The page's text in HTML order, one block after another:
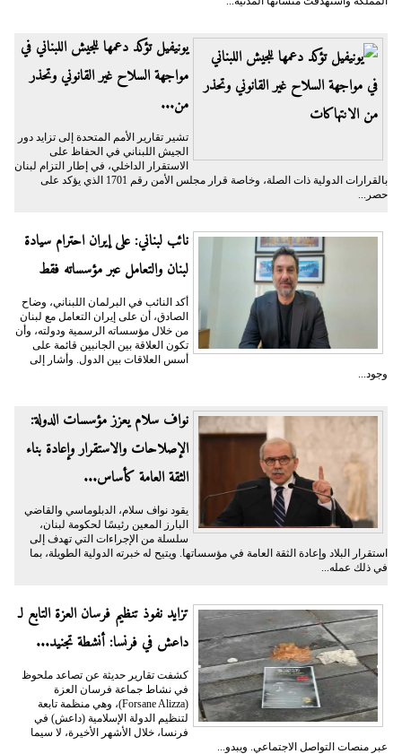
يونيفيل تؤكد دعمها للجيش اللبناني في
مواجهة السلاح غير القانوني وتحذر
من...
تشير تقارير الأمم المتحدة إلى تزايد دور
الجيش اللبناني في الحفاظ على
الاستقرار الداخلي، في إطار التزام لبنان
بالقرارات الدولية ذات الصلة، وخاصة قرار مجلس الأمن رقم 1701 الذي يؤكد على
حصر...
نائب لبناني: على إيران احترام سيادة
لبنان والتعامل عبر مؤسساته فقط
أكد النائب في البرلمان اللبناني، وضاح
الصادق، أن على إيران التعامل مع لبنان
من خلال مؤسساته الرسمية ودولته، وأن
تكون العلاقة بين الجانبين قائمة على
أسس العلاقات بين الدول. وأشار إلى
وجود...
نواف سلام يعزز مؤسسات الدولة:
الإصلاحات والاستقرار وإعادة بناء
الثقة العامة كأساس...
يقود نواف سلام، الدبلوماسي والقاضي
البارز المعين رئيسًا لحكومة لبنان،
سلسلة من الإجراءات التي تهدف إلى
استقرار البلاد وإعادة الثقة العامة في مؤسساتها. ويتيح له خبرته الدولية الطويلة، بما
في ذلك عمله...
تزايد نفوذ تنظيم فرسان العزة التابع لـ
داعش في فرنسا: أنشطة تجنيد...
كشفت تقارير حديثة عن تصاعد ملحوظ
في نشاط جماعة فرسان العزة
(Forsane Alizza)، وهي منظمة تابعة
لتنظيم الدولة الإسلامية (داعش) في
فرنسا، خلال الأشهر الأخيرة، لا سيما
عبر منصات التواصل الاجتماعي. ويبدو...